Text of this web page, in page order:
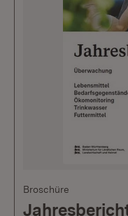
Broschüre